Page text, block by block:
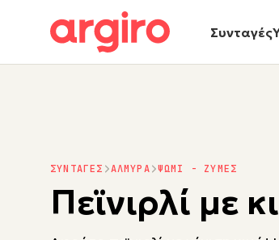
Συνταγές
ΣΥΝΤΑΓΕΣ ΑΛΜΥΡΑ ΨΩΜΙ - ΖΥΜΕΣ
Πεϊνιρλί με